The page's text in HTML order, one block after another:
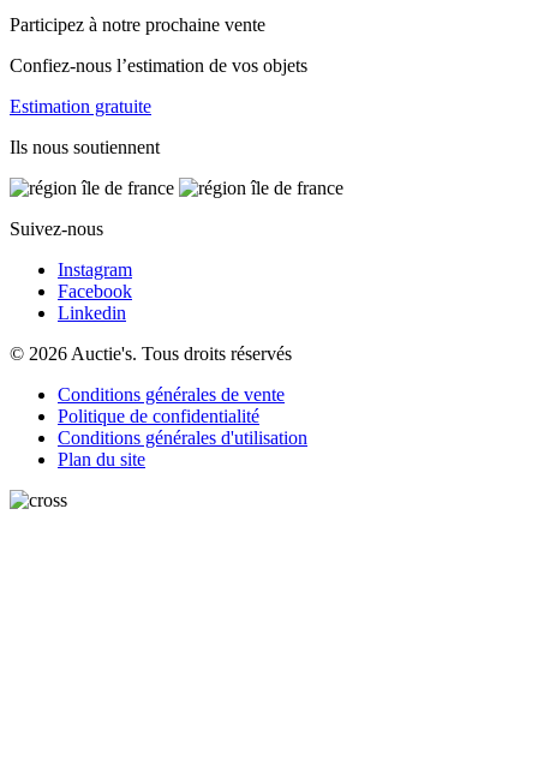
Participez à notre prochaine vente
Confiez-nous l’estimation de vos objets
Estimation gratuite
Ils nous soutiennent
Suivez-nous
Instagram
Facebook
Linkedin
© 2026 Auctie's. Tous droits réservés
Conditions générales de vente
Politique de confidentialité
Conditions générales d'utilisation
Plan du site